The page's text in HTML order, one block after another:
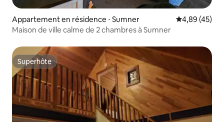
Appartement en résidence ⋅ Sumner Évaluation
4,89 (45)
Maison de ville calme de 2 chambres à Sumner
Superhôte
Superhôte